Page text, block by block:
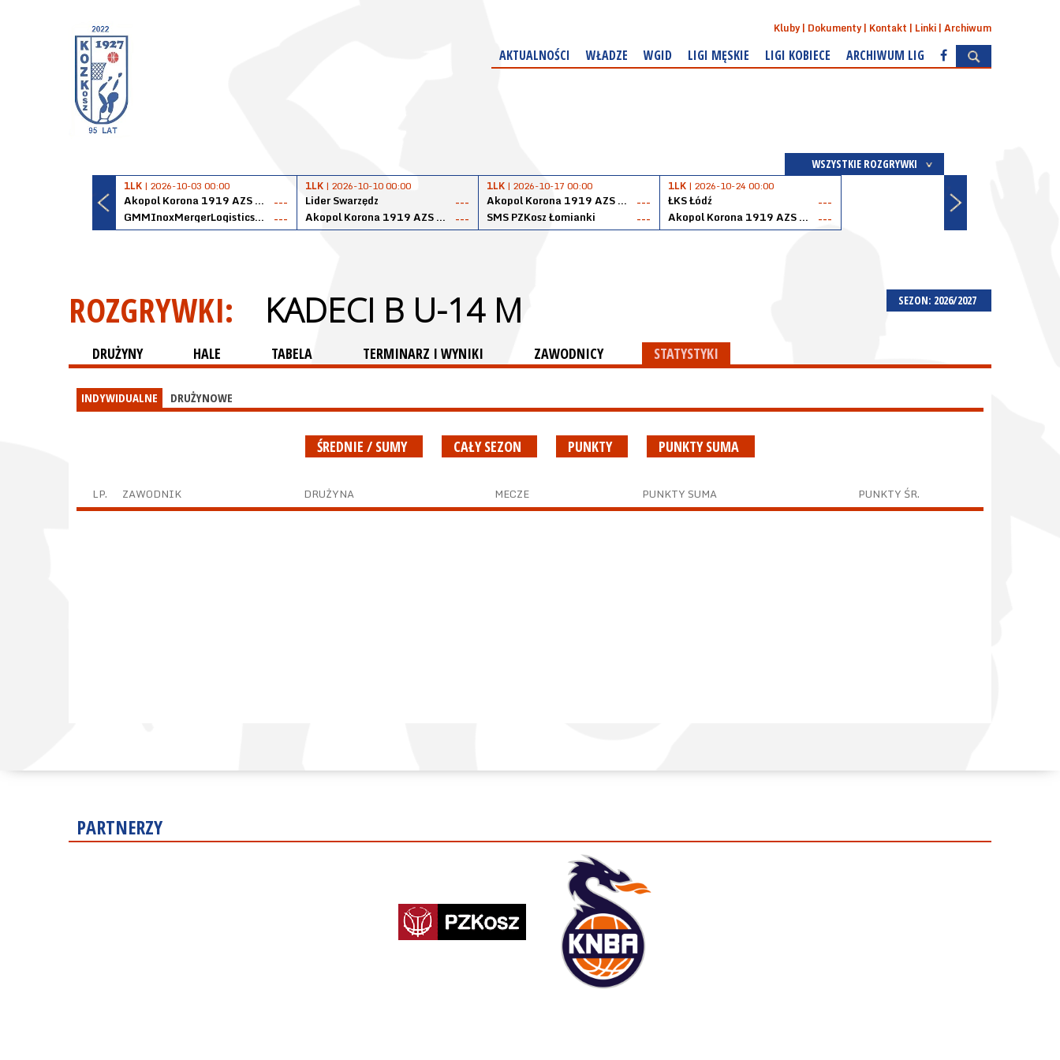
Kluby Dokumenty Kontakt Linki Archiwum
AKTUALNOŚCI WŁADZE WGID LIGI MĘSKIE LIGI KOBIECE ARCHIWUM LIG
WSZYSTKIE ROZGRYWKI
1LK | 2026-10-03 00:00
Akopol Korona 1919 AZS PK Kraków
---
GMMInoxMergerLogisticsPanteryŁańcut
---
1LK | 2026-10-10 00:00
Lider Swarzędz
---
Akopol Korona 1919 AZS PK Kraków
---
1LK | 2026-10-17 00:00
Akopol Korona 1919 AZS PK Kraków
---
SMS PZKosz Łomianki
---
1LK | 2026-10-24 00:00
ŁKS Łódź
---
Akopol Korona 1919 AZS PK Kraków
---
SEZON: 2026/2027
ROZGRYWKI: KADECI B U-14 M
DRUŻYNY HALE TABELA TERMINARZ I WYNIKI ZAWODNICY STATYSTYKI
INDYWIDUALNE DRUŻYNOWE
ŚREDNIE / SUMY CAŁY SEZON PUNKTY PUNKTY SUMA
LP. ZAWODNIK DRUŻYNA MECZE PUNKTY SUMA PUNKTY ŚR.
PARTNERZY